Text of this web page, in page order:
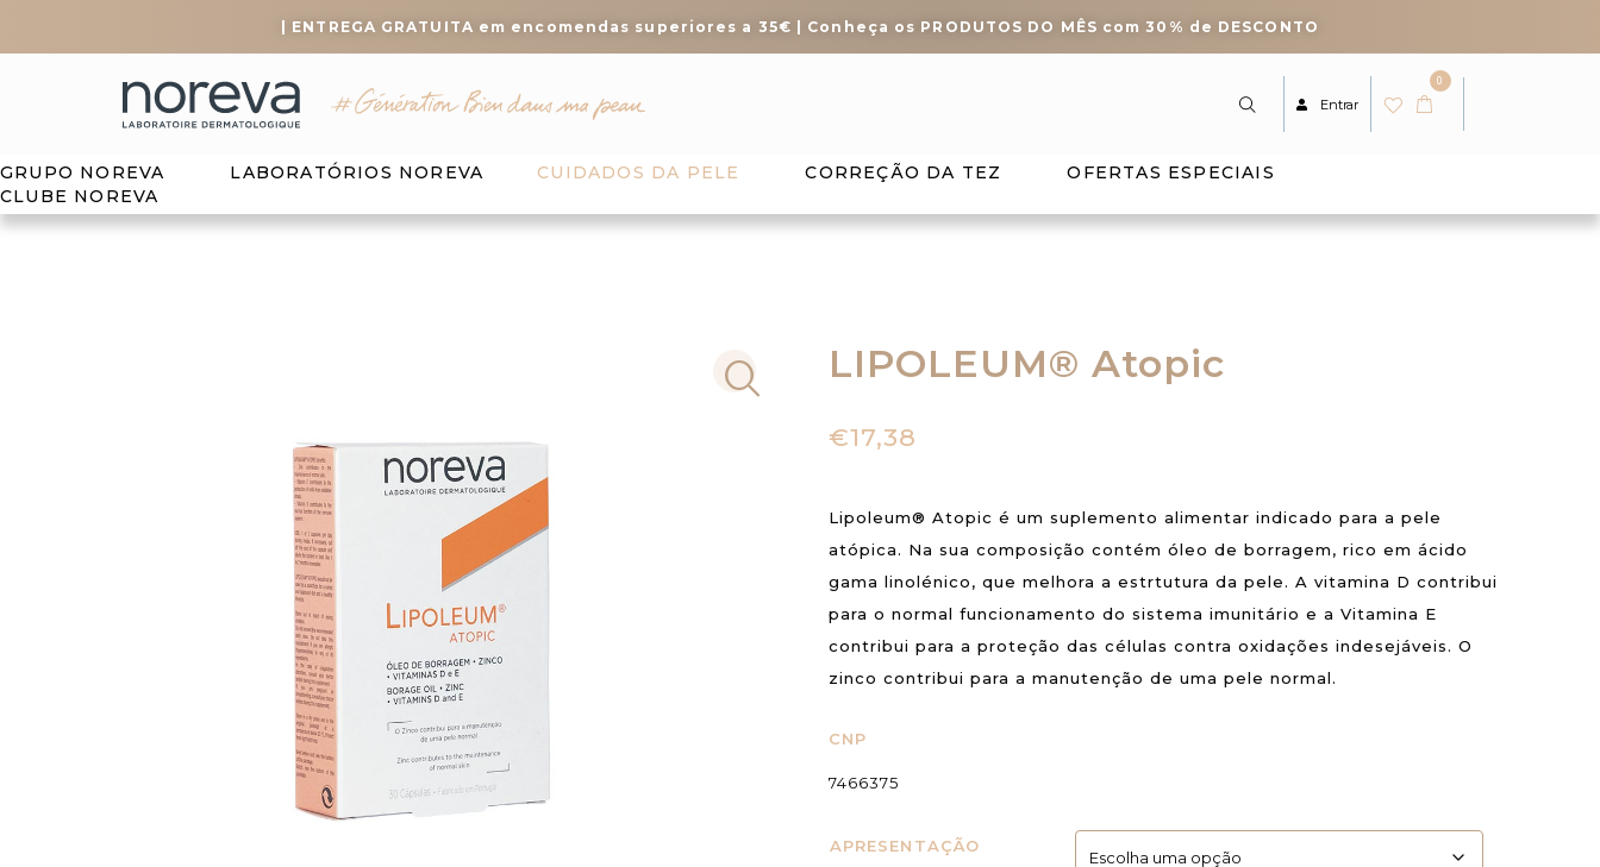
| ENTREGA GRATUITA em encomendas superiores a 35€ | Conheça os PRODUTOS DO MÊS com 30% de DESCONTO
Entrar
0
GRUPO NOREVA LABORATÓRIOS NOREVA CUIDADOS DA PELE CORREÇÃO DA TEZ
OFERTAS ESPECIAIS
CLUBE NOREVA
LIPOLEUM® Atopic
€17,38
Lipoleum® Atopic é um suplemento alimentar indicado para a pele
atópica. Na sua composição contém óleo de borragem, rico em ácido
gama linolénico, que melhora a estrtutura da pele. A vitamina D contribui
para o normal funcionamento do sistema imunitário e a Vitamina E
contribui para a proteção das células contra oxidações indesejáveis. O
zinco contribui para a manutenção de uma pele normal.
CNP
7466375
APRESENTAÇÃO